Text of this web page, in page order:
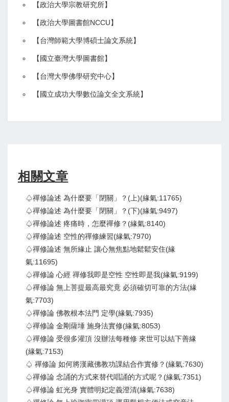
【政治大學宗教研究所】
【政治大學圖書館NCCU】
【台灣師範大學博碩士論文系統】
【 國立臺灣大學圖書館】
【台灣大學佛學研究中心】
【 國立成功大學數位論文全文系統】
相關文章
♤禪修論述 為什麼要「閉關」？(上)(緣氣:11765)
♤禪修論述 為什麼要「閉關」？(下)(緣氣:9497)
♤禪修論述 疼痛時，怎麼禪修？(緣氣:8140)
♤禪修論述 空性的禪修練習(緣氣:7970)
♤禪修論述 無所緣止 讓心無焦點地鬆鬆安住(緣
氣:11695)
♤禪修論 心經 禪修我即是空性 空性即是我(緣氣:9199)
♤禪修論 無上菩提最高最究竟 必須確切可靠的方法(緣
氣:7703)
♤禪修論 佛教根本法門 定學(緣氣:7935)
♤禪修論 金剛薩埵 施身法實修(緣氣:8053)
♤禪修論 受很多灌頂 沒辦法每種修 來世可以結下善緣
(緣氣:7153)
♤ 禪修論 如何將漢藏佛教功課結合作實修？(緣氣:7630)
♤禪修論 念誦的方式來替代唱誦的方式呢？(緣氣:7351)
♤禪修論 虹光身 實體明妃定義澄清(緣氣:7638)